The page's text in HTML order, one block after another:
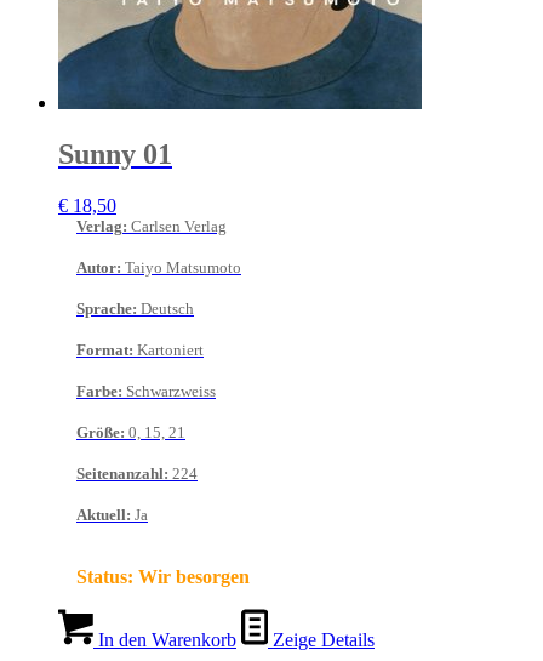
Sunny 01
€ 18,50
Verlag: Carlsen Verlag
Autor: Taiyo Matsumoto
Sprache: Deutsch
Format: Kartoniert
Farbe: Schwarzweiss
Größe: 0, 15, 21
Seitenanzahl: 224
Aktuell: Ja
Status: Wir besorgen
In den Warenkorb Zeige Details